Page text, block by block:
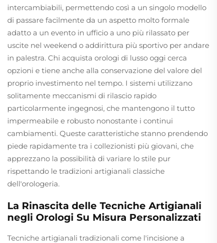
intercambiabili, permettendo così a un singolo modello
di passare facilmente da un aspetto molto formale
adatto a un evento in ufficio a uno più rilassato per
uscite nel weekend o addirittura più sportivo per andare
in palestra. Chi acquista orologi di lusso oggi cerca
opzioni e tiene anche alla conservazione del valore del
proprio investimento nel tempo. I sistemi utilizzano
solitamente meccanismi di rilascio rapido
particolarmente ingegnosi, che mantengono il tutto
impermeabile e robusto nonostante i continui
cambiamenti. Queste caratteristiche stanno prendendo
piede rapidamente tra i collezionisti più giovani, che
apprezzano la possibilità di variare lo stile pur
rispettando le tradizioni artigianali classiche
dell'orologeria.
La Rinascita delle Tecniche Artigianali
negli Orologi Su Misura Personalizzati
Tecniche artigianali tradizionali come l'incisione a